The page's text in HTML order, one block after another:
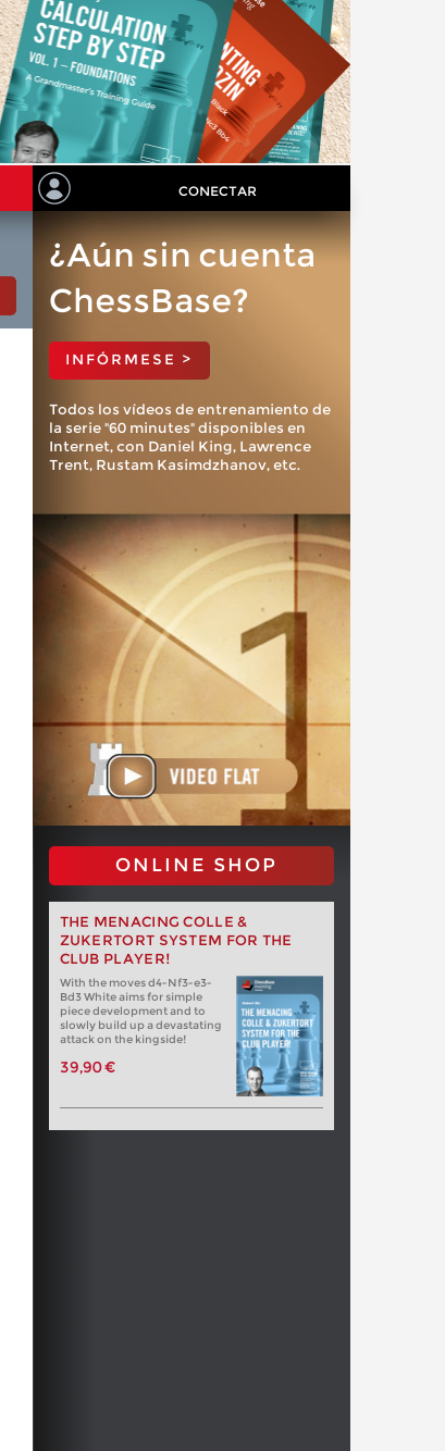
CONECTAR
¿Aún sin cuenta
ChessBase?
INFÓRMESE >
Todos los vídeos de entrenamiento de
la serie "60 minutes" disponibles en
Internet, con Daniel King, Lawrence
Trent, Rustam Kasimdzhanov, etc.
ONLINE SHOP
THE MENACING COLLE &
ZUKERTORT SYSTEM FOR THE
CLUB PLAYER!
With the moves d4-Nf3-e3-
Bd3 White aims for simple
piece development and to
slowly build up a devastating
attack on the kingside!
39,90 €